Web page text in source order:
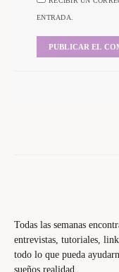
ENTRADA.
Todas las semanas
entrevistas, tutoriales,
todo lo que pueda
sueños realidad.